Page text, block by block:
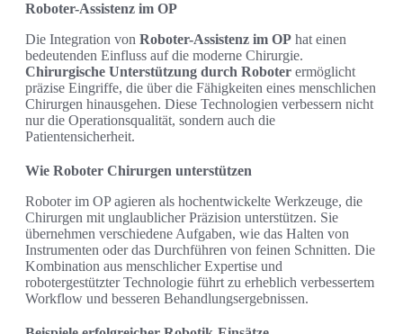
Roboter-Assistenz im OP
Die Integration von Roboter-Assistenz im OP hat einen
bedeutenden Einfluss auf die moderne Chirurgie.
Chirurgische Unterstützung durch Roboter ermöglicht
präzise Eingriffe, die über die Fähigkeiten eines menschlichen
Chirurgen hinausgehen. Diese Technologien verbessern nicht
nur die Operationsqualität, sondern auch die
Patientensicherheit.
Wie Roboter Chirurgen unterstützen
Roboter im OP agieren als hochentwickelte Werkzeuge, die
Chirurgen mit unglaublicher Präzision unterstützen. Sie
übernehmen verschiedene Aufgaben, wie das Halten von
Instrumenten oder das Durchführen von feinen Schnitten. Die
Kombination aus menschlicher Expertise und
robotergestützter Technologie führt zu erheblich verbessertem
Workflow und besseren Behandlungsergebnissen.